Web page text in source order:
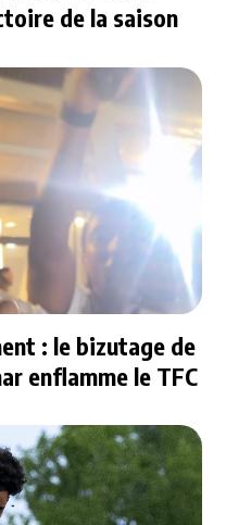
de la saison
: le bizutage de
enflamme le TFC